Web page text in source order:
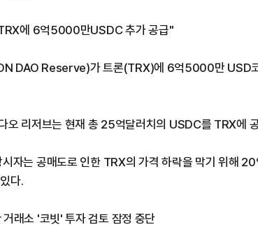
에 6억5000만USDC 추가 공급"
DAO Reserve)가 트론(TRX)에 6억5000만 USD
오 리저브는 현재 총 25억달러치의 USDC를 TRX에
시자는 공매도로 인한 TRX의 가격 하락을 막기 위해
다.
래소 '코빗' 투자 검토 잠정 중단